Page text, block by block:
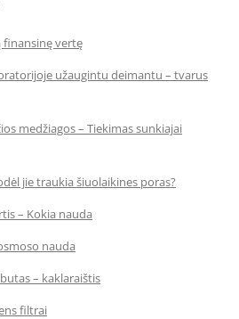
vertę
užaugintu deimantu – tvarus
medžiagos – Tiekimas sunkiajai
jie traukia šiuolaikines poras?
– Kokia nauda
nauda
– kaklaraištis
filtrai